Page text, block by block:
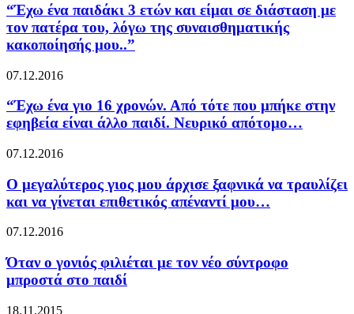
“Έχω ένα παιδάκι 3 ετών και είμαι σε διάσταση με
τον πατέρα του, λόγω της συναισθηματικής
κακοποίησής μου..”
07.12.2016
“Έχω ένα γιο 16 χρονών. Από τότε που μπήκε στην
εφηβεία είναι άλλο παιδί. Νευρικό απότομο…
07.12.2016
O μεγαλύτερος γιος μου άρχισε ξαφνικά να τραυλίζει
και να γίνεται επιθετικός απέναντί μου…
07.12.2016
Όταν ο γονιός φιλιέται με τον νέο σύντροφο
μπροστά στο παιδί
18.11.2015